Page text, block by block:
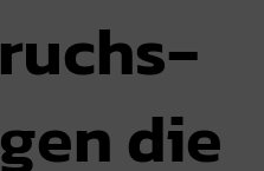
die